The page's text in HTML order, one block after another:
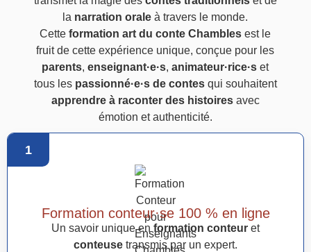
la narration orale à travers le monde.
Cetteformation art du conte Chambles est le
fruit de cette expérience unique, conçue pour les
parents,enseignant·e·s,animateur·rice·s et
tous les passionné·e·s de contesqui souhaitent
apprendre à raconter des histoiresavec
émotion et authenticité.
1
Formation conteur·se 100 % en ligne
Un savoir unique en formation conteur et
conteuse transmis par un expert.